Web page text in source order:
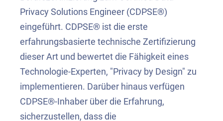
Privacy Solutions Engineer (CDPSE®)
eingeführt. CDPSE® ist die erste
erfahrungsbasierte technische Zertifizierung
dieser Art und bewertet die Fähigkeit eines
Technologie-Experten, "Privacy by Design" zu
implementieren. Darüber hinaus verfügen
CDPSE®-Inhaber über die Erfahrung,
sicherzustellen, dass die